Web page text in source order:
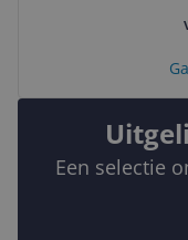
Een selectie